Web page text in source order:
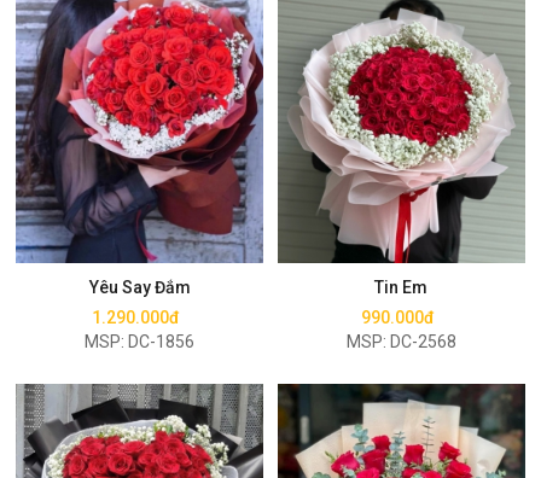
Yêu Say Đắm
1.290.000đ
MSP: DC-1856
Mua ngay
Tin Em
990.000đ
MSP: DC-2568
Mua ngay